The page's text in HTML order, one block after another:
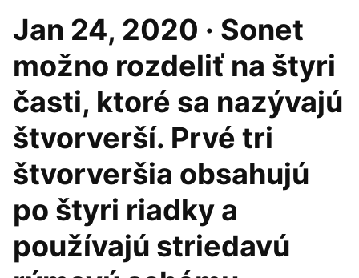
Jan 24, 2020 · Sonet
možno rozdeliť na štyri
časti, ktoré sa nazývajú
štvorverší. Prvé tri
štvorveršia obsahujú
po štyri riadky a
používajú striedavú